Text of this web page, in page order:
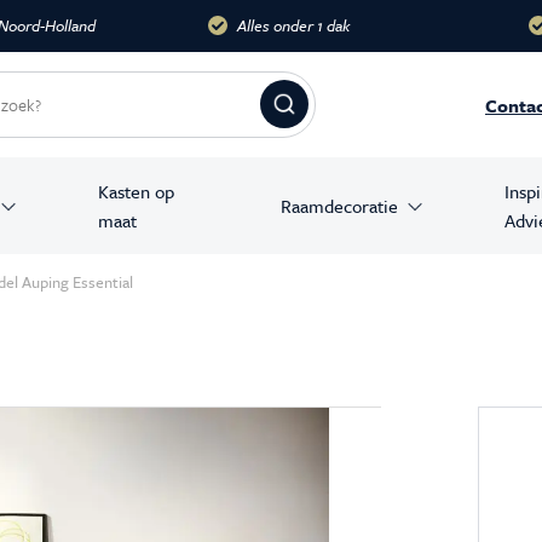
Meer dan 10.000 m2
Kasten op
maat
Raamdecoratie
Auping Essential